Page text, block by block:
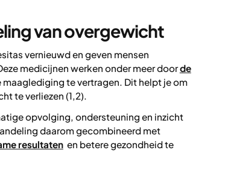
van overgewicht
vernieuwd en geven mensen
medicijnen werken onder meer doorde
te vertragen. Dit helpt je om
te verliezen (1,2).
opvolging, ondersteuning en inzicht
daarom gecombineerd met
resultaten en betere gezondheid te